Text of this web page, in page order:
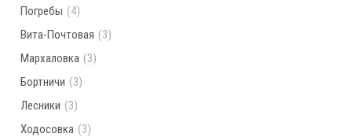
Погребы (4)
Вита-Почтовая (3)
Мархаловка (3)
Бортничи (3)
Лесники (3)
Ходосовка (3)